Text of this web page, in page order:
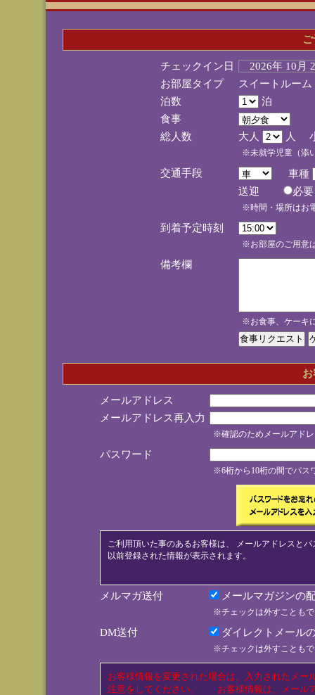
チェックイン日
2026年 10
お部屋タイプ
スイートルー
泊数
泊
食事
総人数
大人 人
※未就学児童（添
交通手段
車種
送迎
※時間・場所はお
到着予定時刻
※お部屋のご用意
備考欄
※お食事、ケーキ
メールアドレス
メールアドレス再入力
※確認のためメールアド
パスワード
※6桁から10桁の間でパス
ご利用頂いた事のあるお客様は、 メールアドレスと
以前登録された情報が表示されます。
メルマガ送付 メールマガジンの
※チェックは外すことも
DM送付 ダイレクトメール
※チェックは外すことも
お客様情報を変更された場合は、入力されたメ
注意をしてください。 お客様情報は、メール